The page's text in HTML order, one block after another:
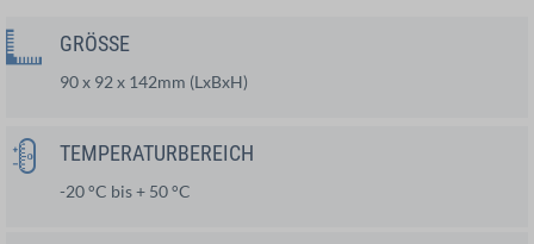
GRÖSSE
90 x 92 x 142mm (LxBxH)
TEMPERATURBEREICH
-20 °C bis + 50 °C